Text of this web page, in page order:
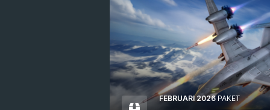
FEBRUARI 2026 PAKET